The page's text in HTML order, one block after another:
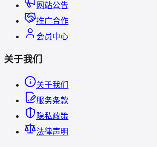
网站公告
推广合作
会员中心
关于我们
关于我们
服务条款
隐私政策
法律声明